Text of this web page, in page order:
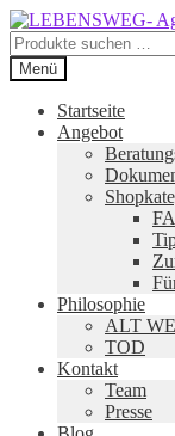
Zur
Navigation
springen
Zum
Inhalt
springen
Suchen
nach:
Menü
Startseite
Angebot
Philosophie
ALT
TOD
Kontakt
Team
Presse